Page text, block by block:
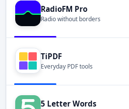
RadioFM Pro
Radio without borders
TiPDF
Everyday PDF tools
5 Letter Words